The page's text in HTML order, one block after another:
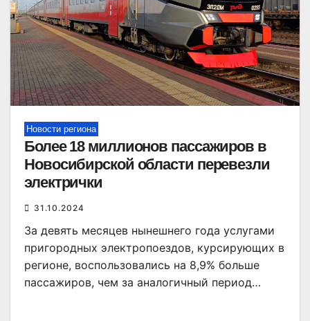
Новости региона
Более 18 миллионов пассажиров в
Новосибирской области перевезли
электрички
31.10.2024
За девять месяцев нынешнего года услугами
пригородных электропоездов, курсирующих в
регионе, воспользовались на 8,9% больше
пассажиров, чем за аналогичный период…